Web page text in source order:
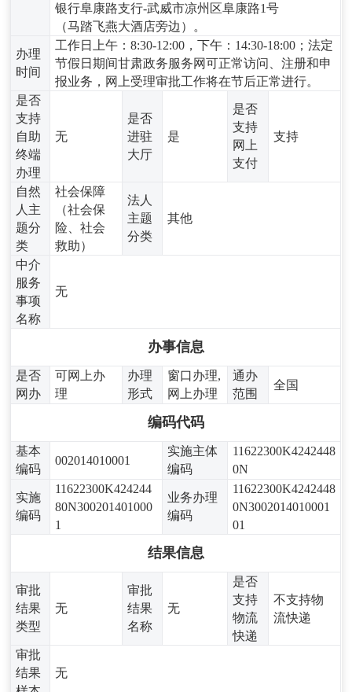
银行阜康路支行-武威市凉州区阜康路1号
（马踏飞燕大酒店旁边）。
办理
时间
工作日上午：8:30-12:00，下午：14:30-18:00；法定
节假日期间甘肃政务服务网可正常访问、注册和申
报业务，网上受理审批工作将在节后正常进行。
是否
支持
自助
终端
办理
无
是否
进驻
大厅
是
是否
支持
网上
支付
支持
自然
人主
题分
类
社会保障
（社会保
险、社会
救助）
法人
主题
分类
其他
中介
服务
事项
名称
无
办事信息
是否
网办
可网上办
理
办理
形式
窗口办理,
网上办理
通办
范围
全国
编码代码
基本
编码
002014010001
实施主体
编码
11622300K4242448
0N
实施
编码
11622300K424244
80N300201401000
1
业务办理
编码
11622300K4242448
0N3002014010001
01
结果信息
审批
结果
类型
无
审批
结果
名称
无
是否
支持
物流
快递
不支持物
流快递
审批
结果
无